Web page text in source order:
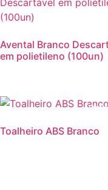
Avental Branco
em polietileno (100un)
Toalheiro ABS Branco